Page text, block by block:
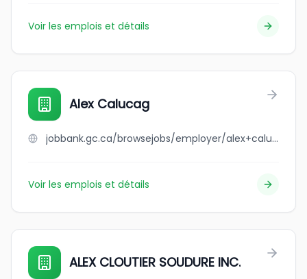
Voir les emplois et détails
Alex Calucag
jobbank.gc.ca/browsejobs/employer/alex+calucag/ca
Voir les emplois et détails
ALEX CLOUTIER SOUDURE INC.